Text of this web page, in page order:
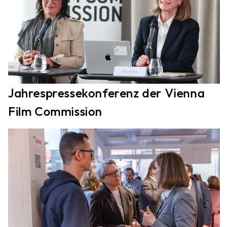
Jahrespressekonferenz der Vienna
Film Commission